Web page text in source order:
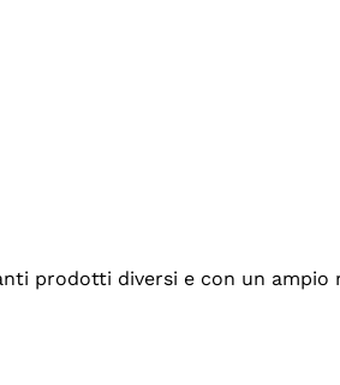
prodotti diversi e con un